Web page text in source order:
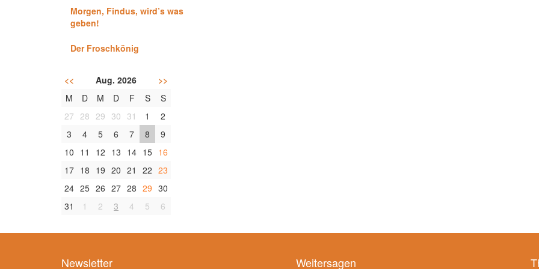
Morgen, Findus, wird’s was
geben!
Der Froschkönig
<< Aug. 2026
>>
M
D M D F S
S
27 28 29 30 31 1
2
3
4 5 6 7 8
9
10 11 12 13 14 15 16
17 18 19 20 21 22 23
24 25 26 27 28 29 30
31
1 2 3 4 5 6
Newsletter Weitersagen